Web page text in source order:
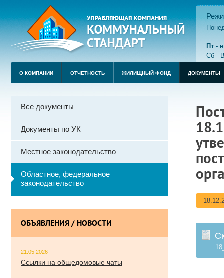
Пт -
Сб -
О КОМПАНИИ ОТЧЕТНОСТЬ ЖИЛИЩНЫЙ ФОНД ДОКУМЕНТЫ
Все документы
Документы по УК
Местное законодательство
Областное, федеральное
законодательство
ОБЪЯВЛЕНИЯ / НОВОСТИ
21.05.2026
Ссылки на общедомовые чаты